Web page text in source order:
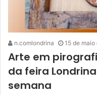
n.comlondrina 15 de
Arte em
da feira
semana